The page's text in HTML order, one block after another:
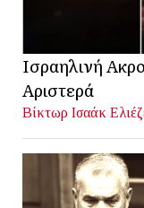
Ισραηλινή
Αριστερά
Βίκτωρ Ισαάκ